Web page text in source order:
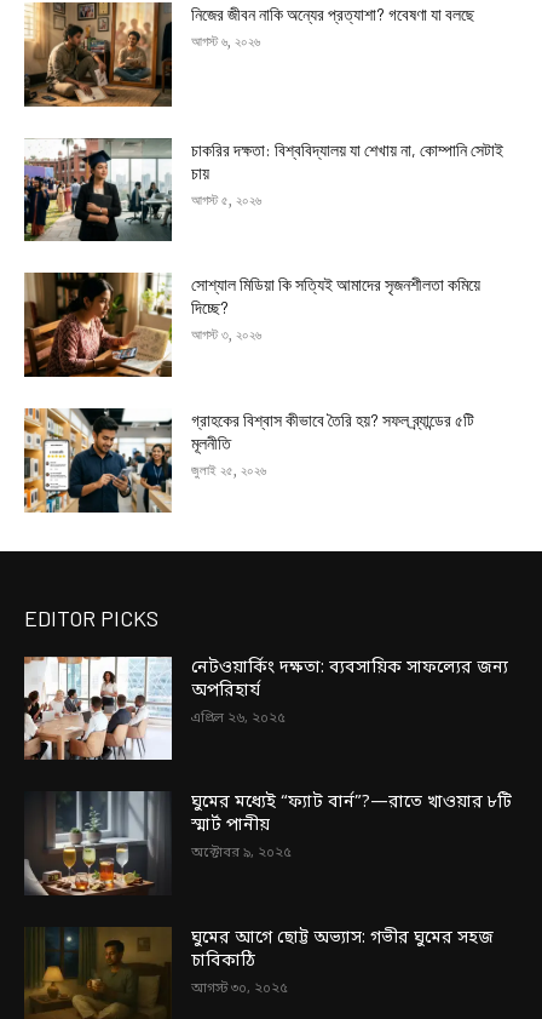
নিজের জীবন নাকি অন্যের প্রত্যাশা? গবেষণা যা বলছে
আগস্ট ৬, ২০২৬
চাকরির দক্ষতা: বিশ্ববিদ্যালয় যা শেখায় না, কোম্পানি সেটাই
চায়
আগস্ট ৫, ২০২৬
সোশ্যাল মিডিয়া কি সত্যিই আমাদের সৃজনশীলতা কমিয়ে
দিচ্ছে?
আগস্ট ৩, ২০২৬
গ্রাহকের বিশ্বাস কীভাবে তৈরি হয়? সফল ব্র্যান্ডের ৫টি
মূলনীতি
জুলাই ২৫, ২০২৬
EDITOR PICKS
নেটওয়ার্কিং দক্ষতা: ব্যবসায়িক সাফল্যের জন্য
অপরিহার্য
এপ্রিল ২৬, ২০২৫
ঘুমের মধ্যেই “ফ্যাট বার্ন”?—রাতে খাওয়ার ৮টি
স্মার্ট পানীয়
অক্টোবর ৯, ২০২৫
ঘুমের আগে ছোট্ট অভ্যাস: গভীর ঘুমের সহজ
চাবিকাঠি
আগস্ট ৩০, ২০২৫